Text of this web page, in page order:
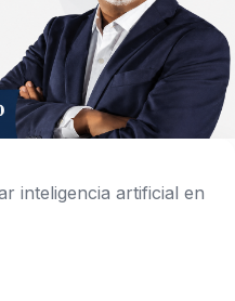
inteligencia artificial en